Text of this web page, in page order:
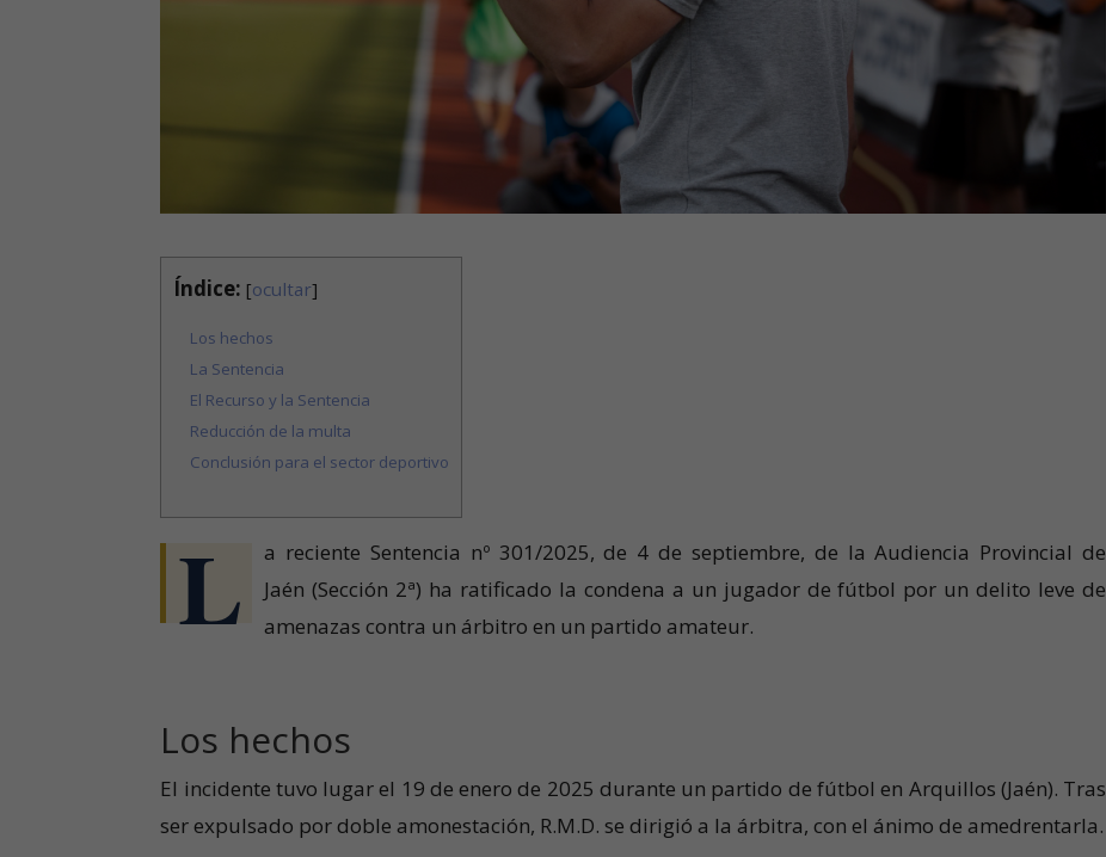
Índice: [ocultar]
Los hechos
La Sentencia
El Recurso y la Sentencia
Reducción de la multa
Conclusión para el sector deportivo
L
a reciente Sentencia nº 301/2025, de 4 de septiembre, de la Audiencia Provincial de
Jaén (Sección 2ª) ha ratificado la condena a un jugador de fútbol por un delito leve de
amenazas contra un árbitro en un partido amateur.
Los hechos
El incidente tuvo lugar el 19 de enero de 2025 durante un partido de fútbol en Arquillos (Jaén). Tras
ser expulsado por doble amonestación, R.M.D. se dirigió a la árbitra, con el ánimo de amedrentarla.